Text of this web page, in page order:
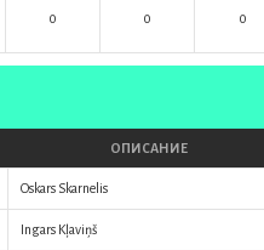
0 0 0
ОПИСАНИЕ
Oskars Skarnelis
Ingars Kļaviņš